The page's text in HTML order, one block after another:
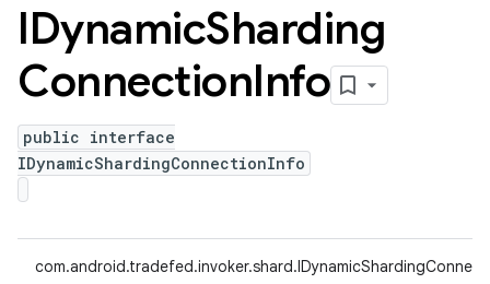
IDynamicSharding
ConnectionInfo
public interface
IDynamicShardingConnectionInfo